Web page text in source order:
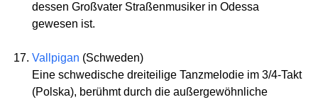
dessen Großvater Straßenmusiker in Odessa
gewesen ist.
Vallpigan (Schweden)
Eine schwedische dreiteilige Tanzmelodie im 3/4-Takt
(Polska), berühmt durch die außergewöhnliche